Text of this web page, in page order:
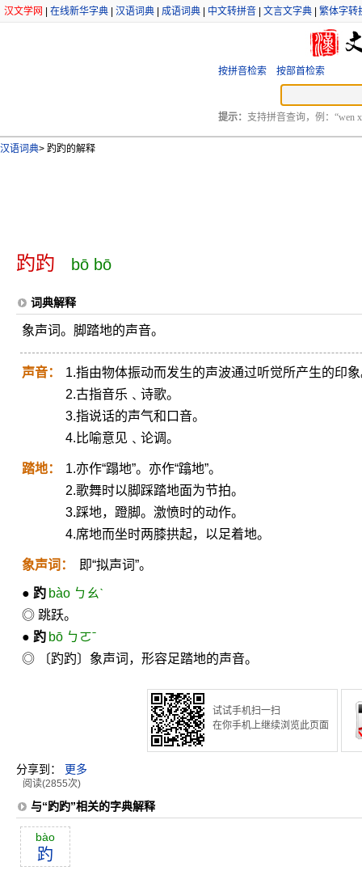
汉文学网 在线新华字典 汉语词典 成语词典 中文转拼音 文言文字典 繁体字转
按拼音检索 按部首检索
提示： 支持拼音查询，例：“wen
汉语词典> 趵趵的解释
趵趵 bō bō
词典解释
象声词。脚踏地的声音。
声音：
1.指由物体振动而发生的声波通过听觉所产生的印
2.古指音乐﹑诗歌。
3.指说话的声气和口音。
4.比喻意见﹑论调。
踏地：
1.亦作“蹋地”。亦作“蹹地”。
2.歌舞时以脚踩踏地面为节拍。
3.踩地，蹬脚。激愤时的动作。
4.席地而坐时两膝拱起，以足着地。
象声词： 即“拟声词”。
● 趵 bào ㄅㄠˋ
◎ 跳跃。
● 趵 bō ㄅㄛˉ
◎ 〔趵趵〕象声词，形容足踏地的声音。
试试手机扫一扫
在你手机上继续浏览此页面
分享到： 更多
阅读(2855次)
与“趵趵”相关的字典解释
bào
趵